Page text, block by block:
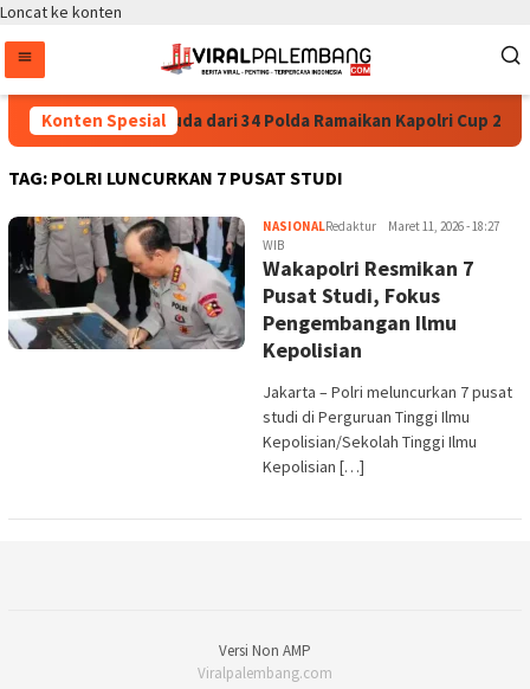
Loncat ke konten
Konten Spesial
35.936 Anak Muda dari 34 Polda Ramaikan Kapolri Cup 2026
TAG: POLRI LUNCURKAN 7 PUSAT STUDI
NASIONALRedaktur
Maret 11, 2026 - 18:27
WIB
Wakapolri Resmikan 7
Pusat Studi, Fokus
Pengembangan Ilmu
Kepolisian
Jakarta – Polri meluncurkan 7 pusat
studi di Perguruan Tinggi Ilmu
Kepolisian/Sekolah Tinggi Ilmu
Kepolisian […]
Versi Non AMP
Viralpalembang.com